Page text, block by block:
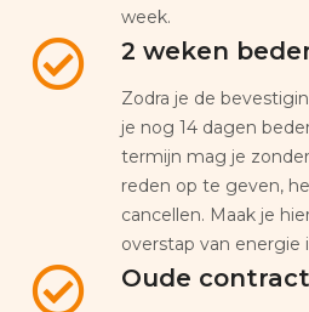
week.
2 weken
Zodra je de
je nog 14 dagen
termijn mag je
reden op te geven,
cancellen. Maak je
overstap van energie
Oude